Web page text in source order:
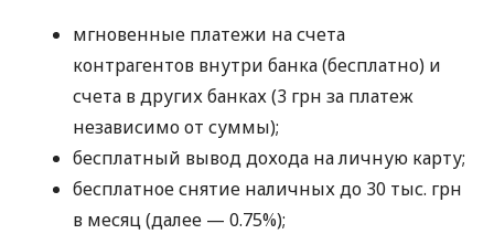
мгновенные платежи на счета
контрагентов внутри банка (бесплатно) и
счета в других банках (3 грн за платеж
независимо от суммы);
бесплатный вывод дохода на личную карту;
бесплатное снятие наличных до 30 тыс. грн
в месяц (далее — 0.75%);